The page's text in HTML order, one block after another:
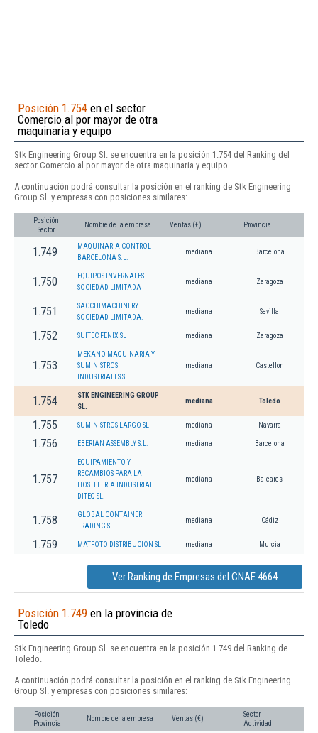
Posición 1.754 en el sector
Comercio al por mayor de otra
maquinaria y equipo
Stk Engineering Group Sl. se encuentra en la posición 1.754 del Ranking del
sector Comercio al por mayor de otra maquinaria y equipo.
A continuación podrá consultar la posición en el ranking de Stk Engineering
Group Sl. y empresas con posiciones similares:
Posición
Sector
Nombre de la empresa Ventas (€) Provincia
1.749
MAQUINARIA CONTROL
BARCELONA S.L.
mediana Barcelona
1.750
EQUIPOS INVERNALES
SOCIEDAD LIMITADA
mediana Zaragoza
1.751
SACCHIMACHINERY
SOCIEDAD LIMITADA.
mediana Sevilla
1.752 SUITEC FENIX SL mediana Zaragoza
1.753
MEKANO MAQUINARIA Y
SUMINISTROS
INDUSTRIALES SL
mediana Castellon
1.754
STK ENGINEERING GROUP
SL.
mediana Toledo
1.755 SUMINISTROS LARGO SL mediana Navarra
1.756 EBERIAN ASSEMBLY S.L. mediana Barcelona
1.757
EQUIPAMIENTO Y
RECAMBIOS PARA LA
HOSTELERIA INDUSTRIAL
DITEQ SL.
mediana Baleares
1.758
GLOBAL CONTAINER
TRADING SL.
mediana Cádiz
1.759 MATFOTO DISTRIBUCION SL mediana Murcia
Ver Ranking de Empresas del CNAE 4664
Posición 1.749 en la provincia de
Toledo
Stk Engineering Group Sl. se encuentra en la posición 1.749 del Ranking de
Toledo.
A continuación podrá consultar la posición en el ranking de Stk Engineering
Group Sl. y empresas con posiciones similares:
Posición
Provincia
Nombre de la empresa Ventas (€)
Sector
Actividad